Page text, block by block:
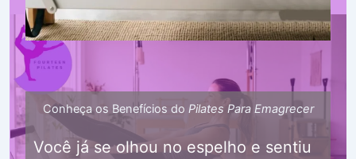
Conheça os Benefícios do Pilates Para Emagrecer
Você já se olhou no espelho e sentiu